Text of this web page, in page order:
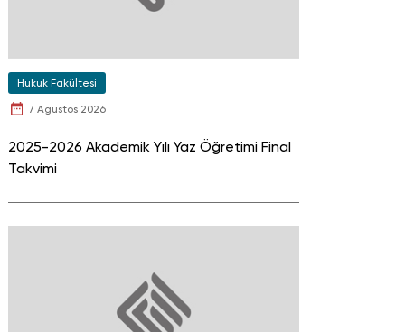
Hukuk Fakültesi
7 Ağustos 2026
2025-2026 Akademik Yılı Yaz Öğretimi Final
Takvimi